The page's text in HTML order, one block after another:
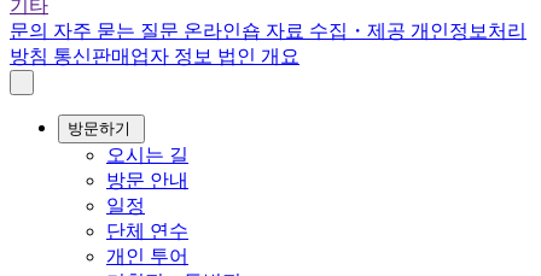
기타
문의 자주 묻는 질문 온라인숍 자료 수집・제공 개인정보처리
방침 통신판매업자 정보 법인 개요
방문하기
오시는 길
방문 안내
일정
단체 연수
개인 투어